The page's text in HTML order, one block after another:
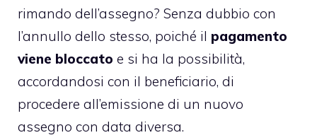
rimando dell’assegno? Senza dubbio con
l’annullo dello stesso, poiché il pagamento
viene bloccato e si ha la possibilità,
accordandosi con il beneficiario, di
procedere all’emissione di un nuovo
assegno con data diversa.